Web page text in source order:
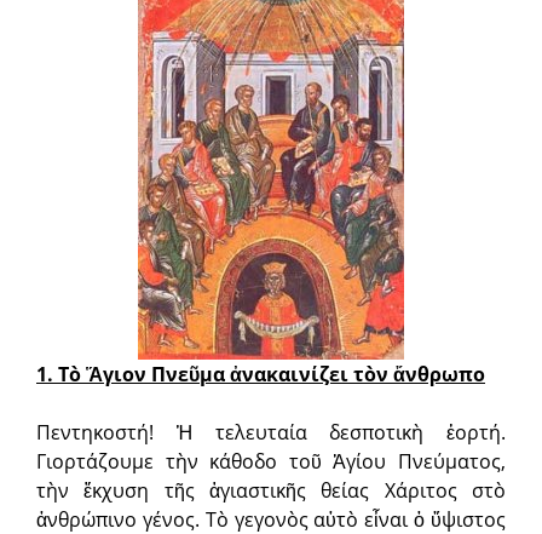
1. Τὸ Ἅγιον Πνεῦμα ἀνακαινίζει τὸν ἄνθρωπο
Πεντηκοστή! Ἡ τελευταία δεσποτικὴ ἑορτή.
Γιορτάζουμε τὴν κάθοδο τοῦ Ἁγίου Πνεύματος,
τὴν ἔκχυση τῆς ἁγιαστικῆς θείας Χάριτος στὸ
ἀνθρώπινο γένος. Τὸ γεγονὸς αὐτὸ εἶναι ὁ ὕψιστος